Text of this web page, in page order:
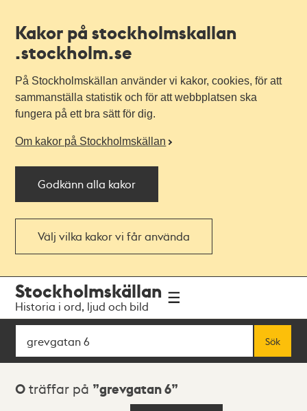
Kakor på stockholmskallan
.stockholm.se
På Stockholmskällan använder vi kakor, cookies, för att
sammanställa statistik och för att webbplatsen ska
fungera på ett bra sätt för dig.
Om kakor på Stockholmskällan
Godkänn alla kakor
Välj vilka kakor vi får använda
navigationen
huvudinnehållet
Stockholmskällan
Historia i ord, ljud och bild
Sök
Sök
Sökresultat
0 träffar på grevgatan 6